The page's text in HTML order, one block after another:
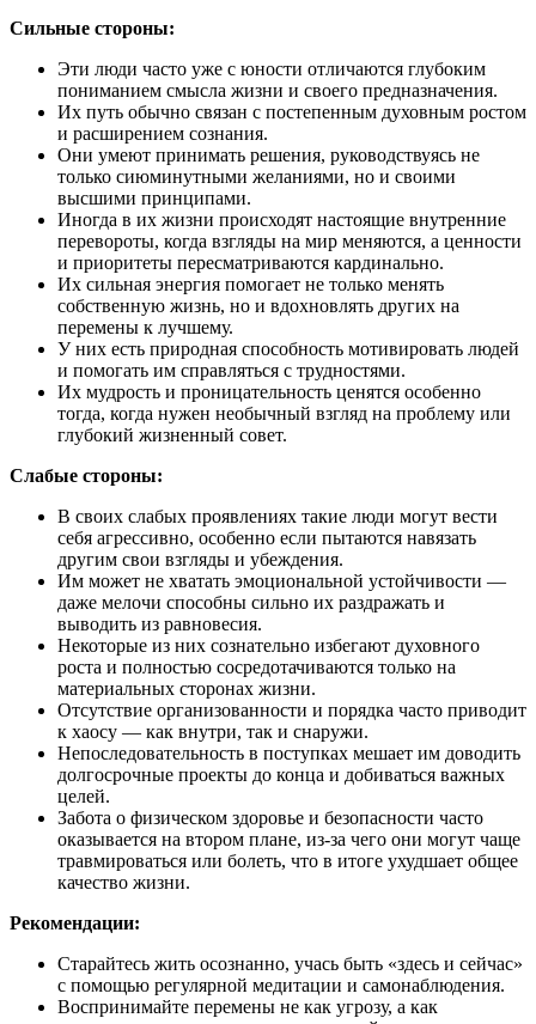
Сильные стороны:
Эти люди часто уже с юности отличаются глубоким
пониманием смысла жизни и своего предназначения.
Их путь обычно связан с постепенным духовным ростом
и расширением сознания.
Они умеют принимать решения, руководствуясь не
только сиюминутными желаниями, но и своими
высшими принципами.
Иногда в их жизни происходят настоящие внутренние
перевороты, когда взгляды на мир меняются, а ценности
и приоритеты пересматриваются кардинально.
Их сильная энергия помогает не только менять
собственную жизнь, но и вдохновлять других на
перемены к лучшему.
У них есть природная способность мотивировать людей
и помогать им справляться с трудностями.
Их мудрость и проницательность ценятся особенно
тогда, когда нужен необычный взгляд на проблему или
глубокий жизненный совет.
Слабые стороны:
В своих слабых проявлениях такие люди могут вести
себя агрессивно, особенно если пытаются навязать
другим свои взгляды и убеждения.
Им может не хватать эмоциональной устойчивости —
даже мелочи способны сильно их раздражать и
выводить из равновесия.
Некоторые из них сознательно избегают духовного
роста и полностью сосредотачиваются только на
материальных сторонах жизни.
Отсутствие организованности и порядка часто приводит
к хаосу — как внутри, так и снаружи.
Непоследовательность в поступках мешает им доводить
долгосрочные проекты до конца и добиваться важных
целей.
Забота о физическом здоровье и безопасности часто
оказывается на втором плане, из-за чего они могут чаще
травмироваться или болеть, что в итоге ухудшает общее
качество жизни.
Рекомендации:
Старайтесь жить осознанно, учась быть «здесь и сейчас»
с помощью регулярной медитации и самонаблюдения.
Воспринимайте перемены не как угрозу, а как